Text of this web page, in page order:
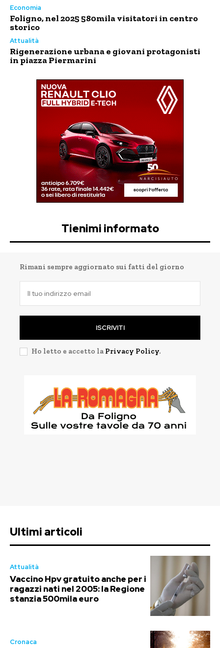
Economia
Foligno, nel 2025 580mila visitatori in centro
storico
Attualità
Rigenerazione urbana e giovani protagonisti
in piazza Piermarini
Tienimi informato
Rimani sempre aggiornato sui fatti del giorno
ISCRIVITI
Ho letto e accetto la Privacy Policy.
Ultimi articoli
Attualità
Vaccino Hpv gratuito anche per i
ragazzi nati nel 2005: la Regione
stanzia 500mila euro
Cronaca